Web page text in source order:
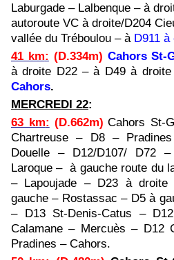
Laburgade – Lalbenque – à
autoroute VC à droite/D204
vallée du Tréboulou – à D911
41 km: (D.334m) Cahors St-
à droite D22 – à D49 à droite
Cahors.
MERCREDI 22:
63 km: (D.662m) Cahors St-
Chartreuse – D8 –
Douelle – D12/D107/ D72 –
Laroque – à gauche route du
– Lapoujade – D23 à
gauche – Rostassac – D5 à
– D13 St-Denis-Catus –
Calamane – Mercuès – D12
Pradines – Cahors.